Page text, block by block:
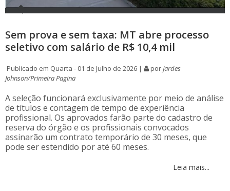
Sem prova e sem taxa: MT abre processo
seletivo com salário de R$ 10,4 mil
Publicado em Quarta - 01 de Julho de 2026 | porJardes
Johnson/Primeira Pagina
A seleção funcionará exclusivamente por meio de análise
de títulos e contagem de tempo de experiência
profissional. Os aprovados farão parte do cadastro de
reserva do órgão e os profissionais convocados
assinarão um contrato temporário de 30 meses, que
pode ser estendido por até 60 meses.
Leia mais...